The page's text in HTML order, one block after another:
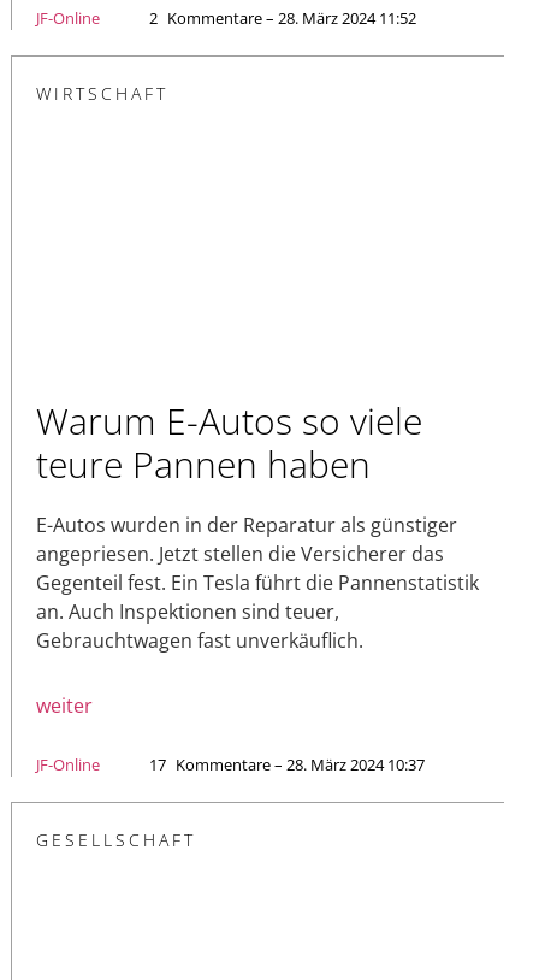
JF-Online 2 Kommentare – 28. März 2024 11:52
WIRTSCHAFT
Warum E-Autos so viele
teure Pannen haben
E-Autos wurden in der Reparatur als günstiger
angepriesen. Jetzt stellen die Versicherer das
Gegenteil fest. Ein Tesla führt die Pannenstatistik
an. Auch Inspektionen sind teuer,
Gebrauchtwagen fast unverkäuflich.
weiter
JF-Online 17 Kommentare – 28. März 2024 10:37
GESELLSCHAFT